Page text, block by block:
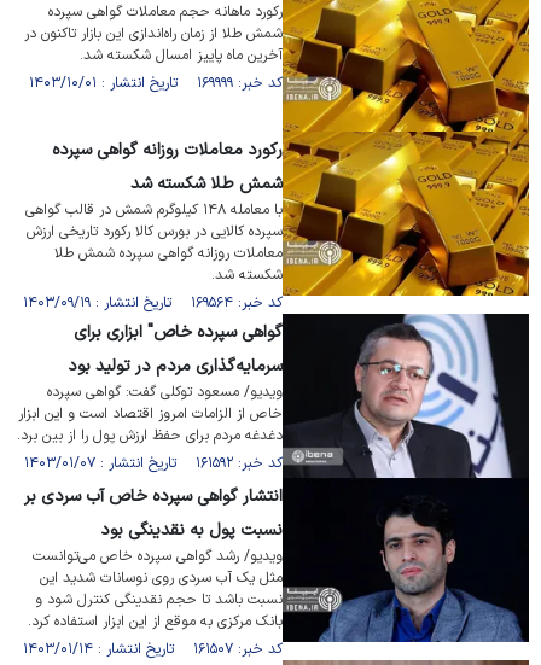
رکورد ماهانه حجم معاملات گواهی سپرده
شمش طلا از زمان راه‌اندازی این بازار تاکنون در
آخرین ماه پاییز امسال شکسته شد.
کد خبر: ۱۶۹۹۹۹ تاریخ انتشار : ۱۴۰۳/۱۰/۰۱
رکورد معاملات روزانه گواهی سپرده
شمش طلا شکسته شد
با معامله ۱۴۸ کیلوگرم شمش در قالب گواهی
سپرده کالایی در بورس کالا رکورد تاریخی ارزش
معاملات روزانه گواهی سپرده شمش طلا
شکسته شد.
کد خبر: ۱۶۹۵۶۴ تاریخ انتشار : ۱۴۰۳/۰۹/۱۹
گواهی سپرده خاص" ابزاری برای
سرمایه‌گذاری مردم در تولید بود
ویدیو/ مسعود توکلی گفت: گواهی سپرده
خاص از الزامات امروز اقتصاد است و این ابزار
دغدغه مردم برای حفظ ارزش پول را از بین برد.
کد خبر: ۱۶۱۵۹۲ تاریخ انتشار : ۱۴۰۳/۰۱/۰۷
انتشار گواهی سپرده خاص آب سردی بر
نسبت پول به نقدینگی بود
ویدیو/ رشد گواهی سپرده خاص می‌توانست
مثل یک آب سردی روی نوسانات شدید این
نسبت باشد تا حجم نقدینگی کنترل شود و
بانک مرکزی به موقع از این ابزار استفاده کرد.
کد خبر: ۱۶۱۵۰۷ تاریخ انتشار : ۱۴۰۳/۰۱/۱۴